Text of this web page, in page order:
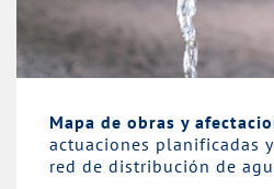
Mapa de obras y
actuaciones planificadas
red de distribución de